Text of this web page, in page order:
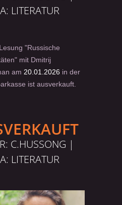
LITERATUR
"Russische
mit Dmitrij
am 20.01.2026 in der
ist ausverkauft.
C.HUSSONG |
LITERATUR